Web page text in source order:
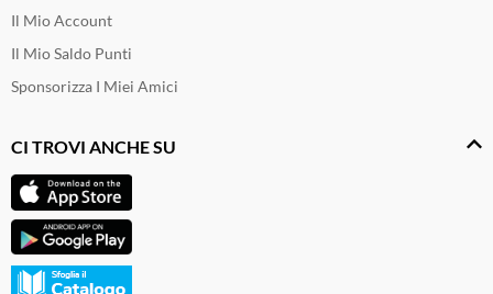
Il Mio Account
Il Mio Saldo Punti
Sponsorizza I Miei Amici
CI TROVI ANCHE SU